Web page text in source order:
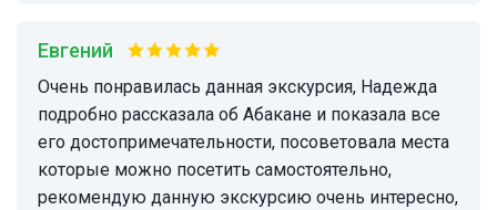
Евгений
Очень понравилась данная экскурсия, Надежда
подробно рассказала об Абакане и показала все
его достопримечательности, посоветовала места
которые можно посетить самостоятельно,
рекомендую данную экскурсию очень интересно,